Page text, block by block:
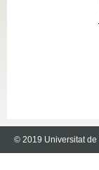
© 2019 Universitat de